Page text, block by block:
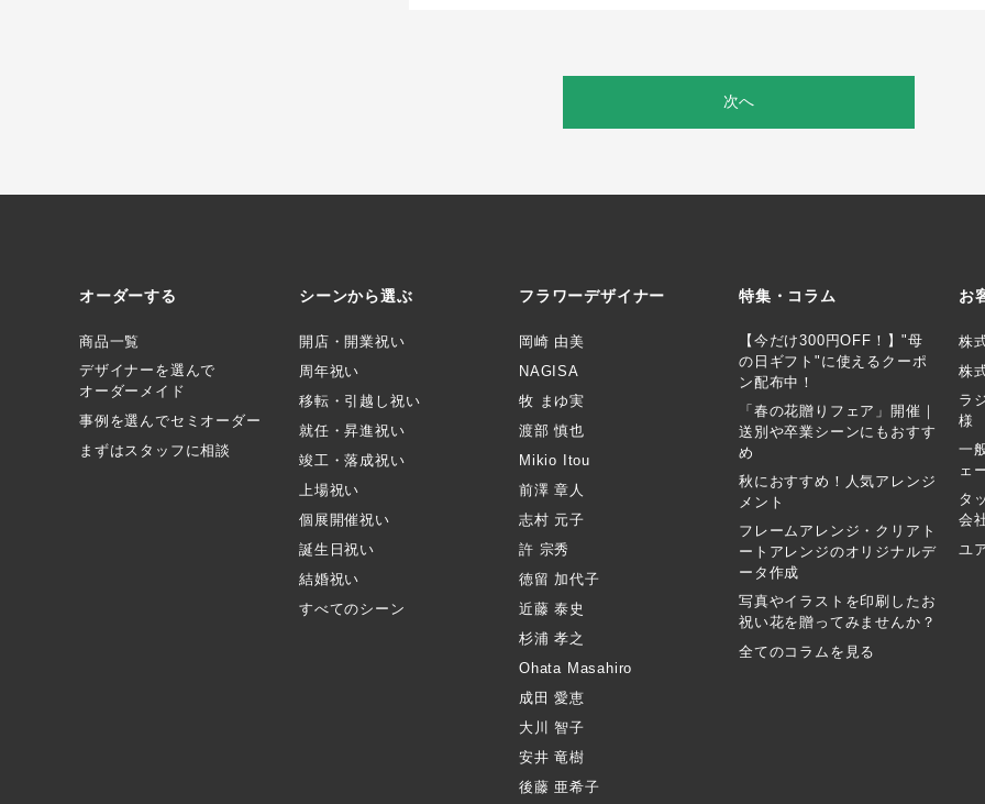
次へ
オーダーする
商品一覧
デザイナーを選んで
オーダーメイド
事例を選んでセミオーダー
まずはスタッフに相談
シーンから選ぶ
開店・開業祝い
周年祝い
移転・引越し祝い
就任・昇進祝い
竣工・落成祝い
上場祝い
個展開催祝い
誕生日祝い
結婚祝い
すべてのシーン
フラワーデザイナー
岡崎 由美
NAGISA
牧 まゆ実
渡部 慎也
Mikio Itou
前澤 章人
志村 元子
許 宗秀
徳留 加代子
近藤 泰史
杉浦 孝之
Ohata Masahiro
成田 愛恵
大川 智子
安井 竜樹
後藤 亜希子
特集・コラム
【今だけ300円OFF！】"母
の日ギフト"に使えるクーポ
ン配布中！
「春の花贈りフェア」開催｜
送別や卒業シーンにもおすす
め
秋におすすめ！人気アレンジ
メント
フレームアレンジ・クリアト
ートアレンジのオリジナルデ
ータ作成
写真やイラストを印刷したお
祝い花を贈ってみませんか？
全てのコラムを見る
お
株
株
ラ
様
一
ェ
タ
会
ユ